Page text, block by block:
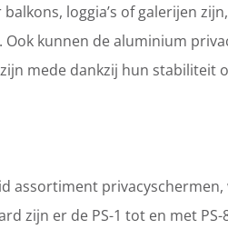
loggia’s of galerijen
kunnen de aluminium
mede dankzij hun stabiliteit
assortiment
zijn er de PS-1 tot en met